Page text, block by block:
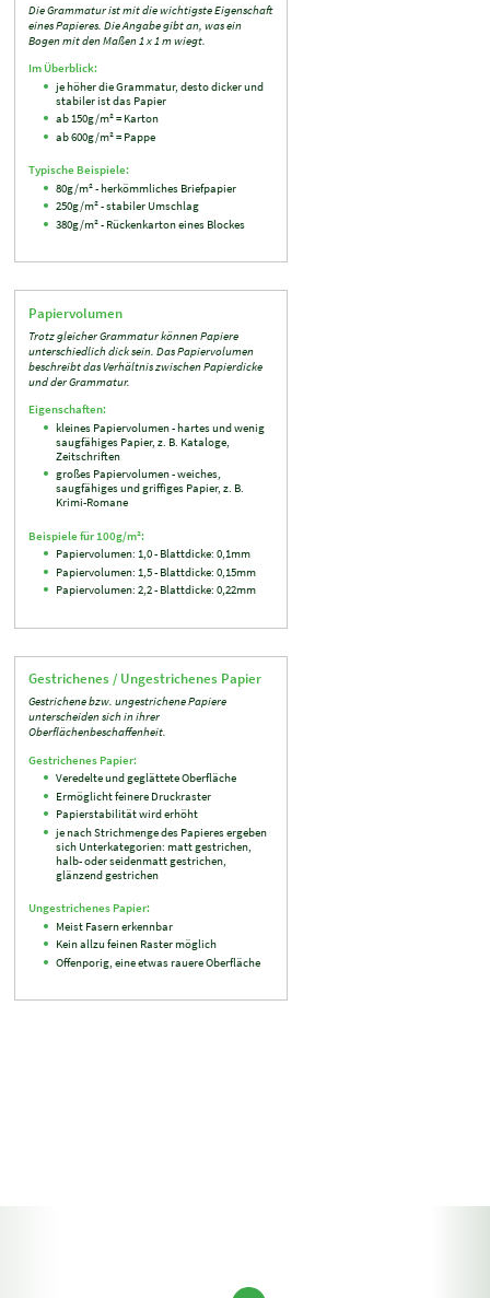
Die Grammatur ist mit die wichtigste Eigenschaft
eines Papieres. Die Angabe gibt an, was ein
Bogen mit den Maßen 1 x 1 m wiegt.
Im Überblick:
je höher die Grammatur, desto dicker und
stabiler ist das Papier
ab 150g/m² = Karton
ab 600g/m² = Pappe
Typische Beispiele:
80g/m² - herkömmliches Briefpapier
250g/m² - stabiler Umschlag
380g/m² - Rückenkarton eines Blockes
Papiervolumen
Trotz gleicher Grammatur können Papiere
unterschiedlich dick sein. Das Papiervolumen
beschreibt das Verhältnis zwischen Papierdicke
und der Grammatur.
Eigenschaften:
kleines Papiervolumen - hartes und wenig
saugfähiges Papier, z. B. Kataloge,
Zeitschriften
großes Papiervolumen - weiches,
saugfähiges und griffiges Papier, z. B.
Krimi-Romane
Beispiele für 100g/m²:
Papiervolumen: 1,0 - Blattdicke: 0,1mm
Papiervolumen: 1,5 - Blattdicke: 0,15mm
Papiervolumen: 2,2 - Blattdicke: 0,22mm
Gestrichenes / Ungestrichenes Papier
Gestrichene bzw. ungestrichene Papiere
unterscheiden sich in ihrer
Oberflächenbeschaffenheit.
Gestrichenes Papier:
Veredelte und geglättete Oberfläche
Ermöglicht feinere Druckraster
Papierstabilität wird erhöht
je nach Strichmenge des Papieres ergeben
sich Unterkategorien: matt gestrichen,
halb- oder seidenmatt gestrichen,
glänzend gestrichen
Ungestrichenes Papier:
Meist Fasern erkennbar
Kein allzu feinen Raster möglich
Offenporig, eine etwas rauere Oberfläche